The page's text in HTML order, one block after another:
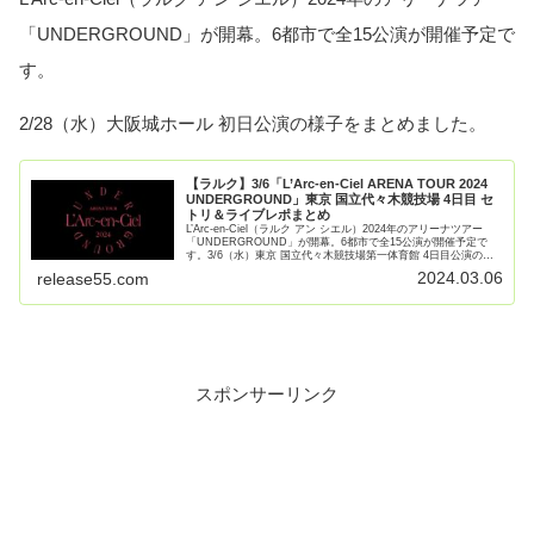
「UNDERGROUND」が開幕。6都市で全15公演が開催予定で
す。
2/28（水）大阪城ホール 初日公演の様子をまとめました。
【ラルク】3/6「L’Arc-en-Ciel ARENA TOUR 2024
UNDERGROUND」東京 国立代々木競技場 4日目 セ
トリ＆ライブレポまとめ
L’Arc-en-Ciel（ラルク アン シエル）2024年のアリーナツアー
「UNDERGROUND」が開幕。6都市で全15公演が開催予定で
す。3/6（水）東京 国立代々木競技場第一体育館 4日目公演の様
release55.com 2024.03.06
スポンサーリンク